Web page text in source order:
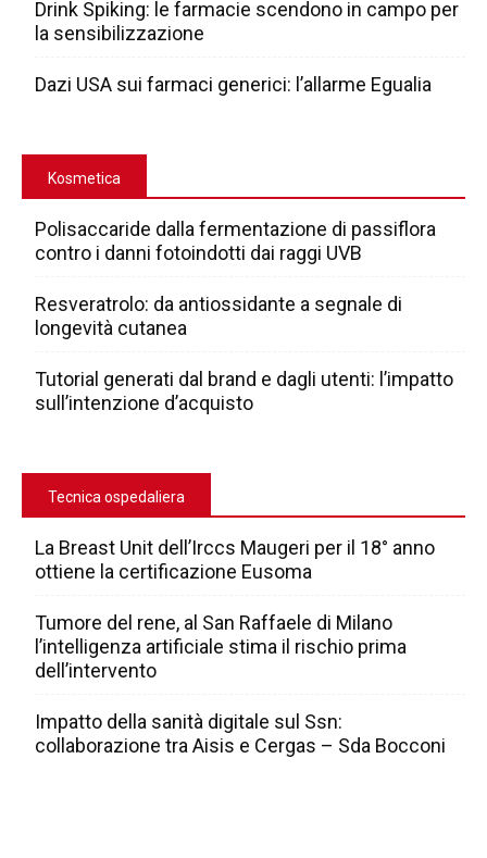
Drink Spiking: le farmacie scendono in campo per
la sensibilizzazione
Dazi USA sui farmaci generici: l’allarme Egualia
Kosmetica
Polisaccaride dalla fermentazione di passiflora
contro i danni fotoindotti dai raggi UVB
Resveratrolo: da antiossidante a segnale di
longevità cutanea
Tutorial generati dal brand e dagli utenti: l’impatto
sull’intenzione d’acquisto
Tecnica ospedaliera
La Breast Unit dell’Irccs Maugeri per il 18° anno
ottiene la certificazione Eusoma
Tumore del rene, al San Raffaele di Milano
l’intelligenza artificiale stima il rischio prima
dell’intervento
Impatto della sanità digitale sul Ssn:
collaborazione tra Aisis e Cergas – Sda Bocconi